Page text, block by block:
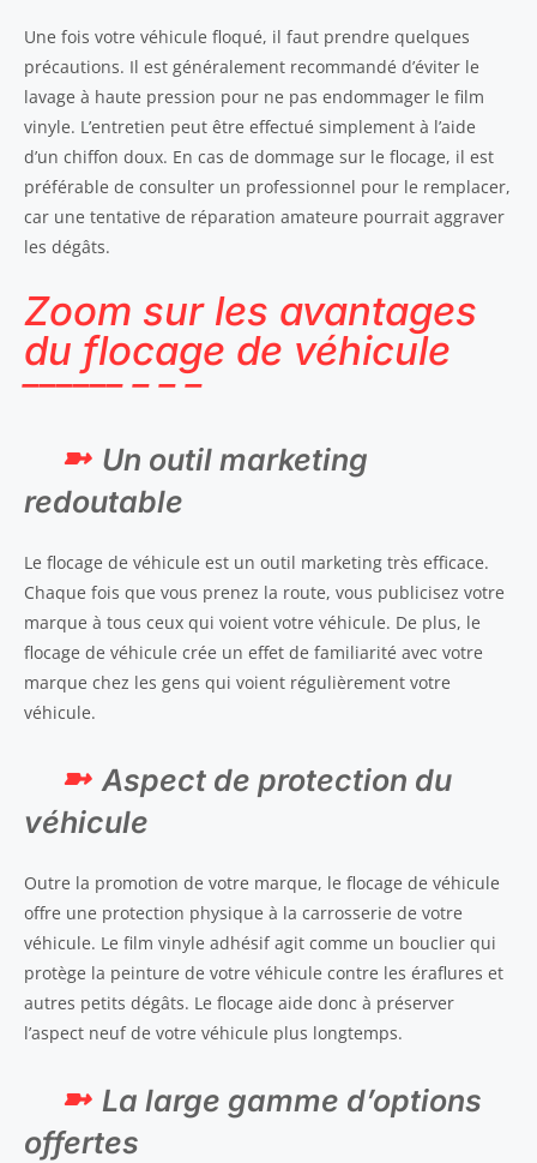
Une fois votre véhicule floqué, il faut prendre quelques
précautions. Il est généralement recommandé d’éviter le
lavage à haute pression pour ne pas endommager le film
vinyle. L’entretien peut être effectué simplement à l’aide
d’un chiffon doux. En cas de dommage sur le flocage, il est
préférable de consulter un professionnel pour le remplacer,
car une tentative de réparation amateure pourrait aggraver
les dégâts.
Zoom sur les avantages
du flocage de véhicule
Un outil marketing
redoutable
Le flocage de véhicule est un outil marketing très efficace.
Chaque fois que vous prenez la route, vous publicisez votre
marque à tous ceux qui voient votre véhicule. De plus, le
flocage de véhicule crée un effet de familiarité avec votre
marque chez les gens qui voient régulièrement votre
véhicule.
Aspect de protection du
véhicule
Outre la promotion de votre marque, le flocage de véhicule
offre une protection physique à la carrosserie de votre
véhicule. Le film vinyle adhésif agit comme un bouclier qui
protège la peinture de votre véhicule contre les éraflures et
autres petits dégâts. Le flocage aide donc à préserver
l’aspect neuf de votre véhicule plus longtemps.
La large gamme d’options
offertes